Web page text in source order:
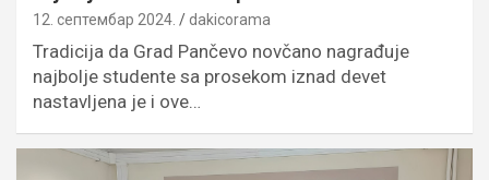
12. септембар 2024. dakicorama
Tradicija da Grad Pančevo novčano nagrađuje
najbolje studente sa prosekom iznad devet
nastavljena je i ove…